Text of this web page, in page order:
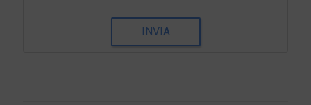
INVIA